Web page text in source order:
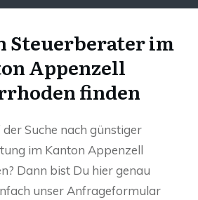
Steuerberater im
Appenzell
finden
Suche nach günstiger
im Kanton Appenzell
Dann bist Du hier genau
unser Anfrageformular